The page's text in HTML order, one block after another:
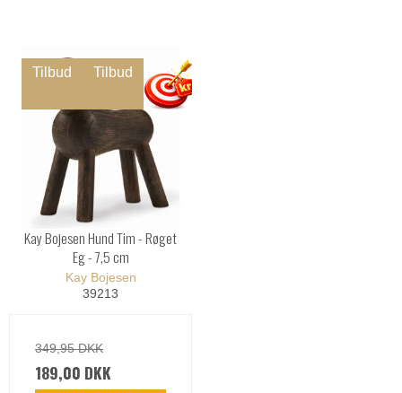
Tilbud Tilbud
Kay Bojesen Hund Tim - Røget
Eg - 7,5 cm
Kay Bojesen
39213
349,95 DKK
189,00 DKK